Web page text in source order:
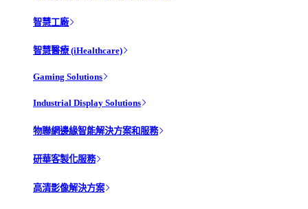
智慧工廠
智慧醫療 (iHealthcare)
Gaming Solutions
Industrial Display Solutions
物聯網邊緣智能解決方案和服務
研華客製化服務
高清影像解決方案